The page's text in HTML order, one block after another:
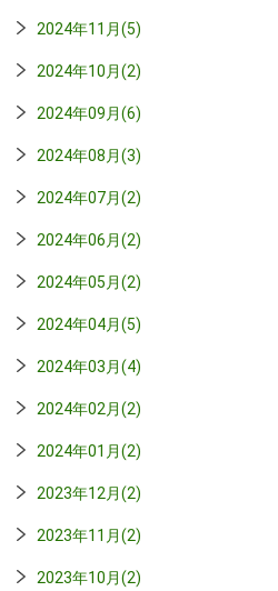
2024年11月(5)
2024年10月(2)
2024年09月(6)
2024年08月(3)
2024年07月(2)
2024年06月(2)
2024年05月(2)
2024年04月(5)
2024年03月(4)
2024年02月(2)
2024年01月(2)
2023年12月(2)
2023年11月(2)
2023年10月(2)